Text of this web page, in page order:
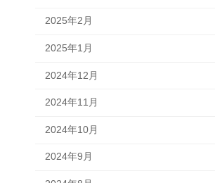
2025年2月
2025年1月
2024年12月
2024年11月
2024年10月
2024年9月